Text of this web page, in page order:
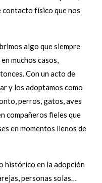
contacto físico que nos
algo que siempre
muchos casos,
Con un acto de
y los adoptamos como
perros, gatos, aves
compañeros fieles que
en momentos llenos de
histórico en la adopción
personas solas…